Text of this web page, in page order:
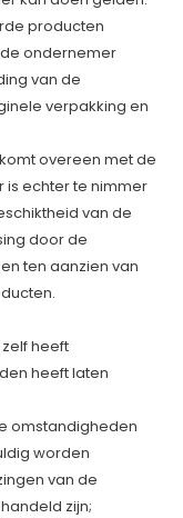
producten
ondernemer
van de
verpakking en
overeen met de
is echter te nimmer
van de
door de
ten aanzien van
heeft
heeft laten
omstandigheden
worden
van de
zijn;